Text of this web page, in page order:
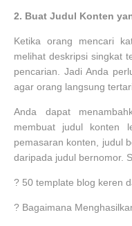
2. Buat Judul Konten
Ketika orang mencari
melihat deskripsi singkat
pencarian. Jadi Anda
agar orang langsung
Anda dapat
membuat judul konten
pemasaran konten, judul
daripada judul bernomor.
? 50 template blog keren
? Bagaimana